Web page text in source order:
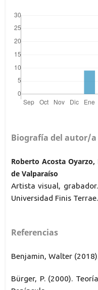
Biografía del autor/a
Roberto Acosta
de Valparaíso
Artista visual,
Universidad Finis Terrae.
Referencias
Benjamin, Walter
Bürger, P. (2000).